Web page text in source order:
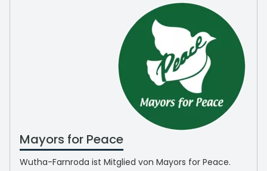
Mayors for Peace
Wutha-Farnroda ist Mitglied von Mayors for Peace.